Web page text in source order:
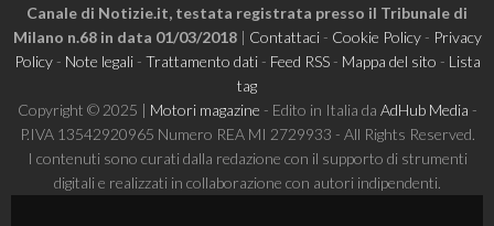
Canale di Notizie.it, testata registrata presso il Tribunale di
Milano n.68 in data 01/03/2018| Contattaci- Cookie Policy- Privacy
Policy- Note legali- Trattamento dati- Feed RSS- Mappa del sito - Lista
tag
Copyright © 2025 | Motori magazine - Edito in Italia da AdHub Media -
P.IVA 13542920965 Numero REA MI 2729933 - All Rights Reserved.
I contenuti sono curati dalla redazione con il supporto di strumenti
digitali e realizzati in collaborazione con autori indipendenti.